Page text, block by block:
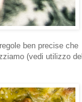
ben precise che
(vedi utilizzo del